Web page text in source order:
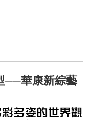
──華康新綜藝